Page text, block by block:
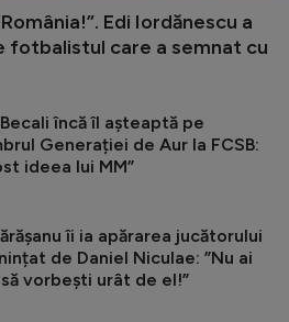
Edi Iordănescu a
fotbalistul care a semnat cu
încă îl așteaptă pe
Generației de Aur la FCSB:
ideea lui MM”
îi ia apărarea jucătorului
de Daniel Niculae: ”Nu ai
vorbești urât de el!”